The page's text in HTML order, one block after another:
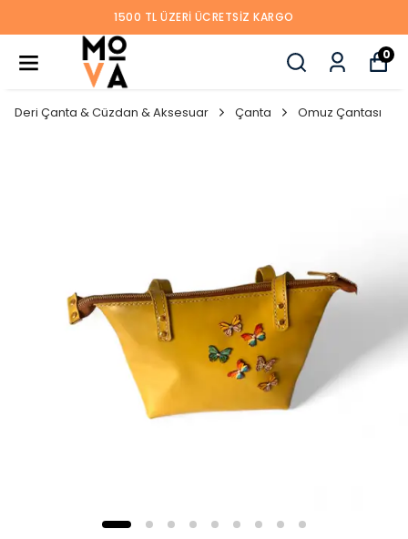
1500 TL ÜZERI ÜCRETSIZ KARGO
0
Deri Çanta & Cüzdan & Aksesuar Çanta Omuz Çantası